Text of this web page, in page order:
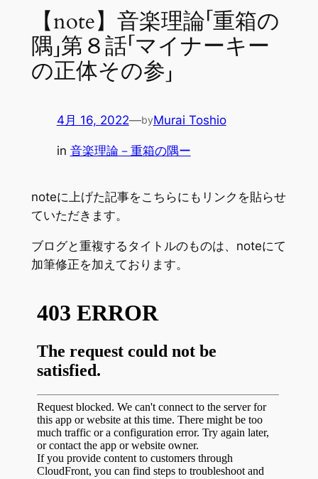
【note】音楽理論「重箱の
隅」第８話「マイナーキー
の正体その参」
4月 16, 2022—byMurai Toshio
in 音楽理論－重箱の隅ー
noteに上げた記事をこちらにもリンクを貼らせ
ていただきます。
ブログと重複するタイトルのものは、noteにて
加筆修正を加えております。